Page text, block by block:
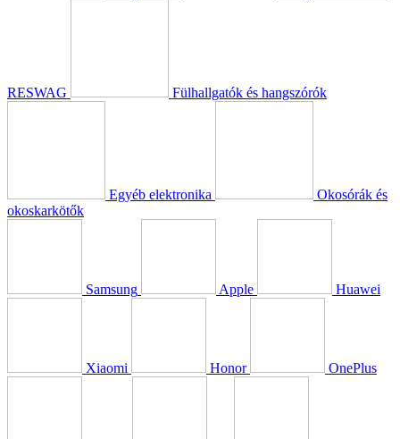
RESWAG Fülhallgatók és hangszórók
Egyéb elektronika
Okosórák és
okoskarkötők
Samsung Apple Huawei
Xiaomi Honor OnePlus